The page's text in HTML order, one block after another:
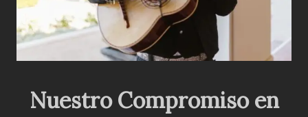
Nuestro Compromiso en